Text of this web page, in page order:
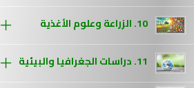
10. الزراعة وعلوم الأغذية
11. دراسات الجغرافيا والبيئية